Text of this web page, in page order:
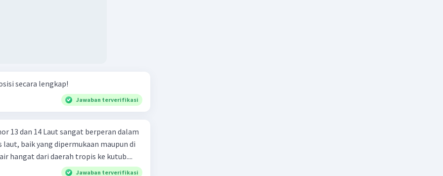
secara lengkap!
Jawaban terverifikasi
berperan dalam
baik yang dipermukaan maupun di
hangat dari daerah tropis ke kutub....
Jawaban terverifikasi